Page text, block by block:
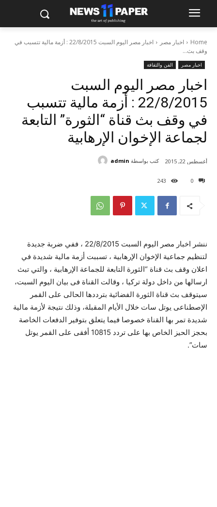
Home اخبار مصر
اخبار مصر اليوم السبت 22/8/2015 : أزمة مالية تتسبب في
وقف بث...
اخبار مصر الفن والثقافة
اخبار مصر اليوم السبت
22/8/2015 : أزمة مالية تتسبب
في وقف بث قناة “الثورة” التابعة
لجماعة الإخوان الإرهابية
0
243
أغسطس 22, 2015 كتب بواسطة admin
ننشر اخبار مصر اليوم السبت 22/8/2015 ، ففي ضربة جديدة
لتنظيم جماعية الإخوان الإرهابية ، تسببت أزمة مالية شديدة في
اعلان وقف بث قناة “الثورة التابعة للجماعة الإرهابية ، والتي تبث
ارسالها من داخل دولة تركيا ، وقالت القناة فى بيان اليوم السبت،
سيتوقف بث قناة الثورة الفضائية بترددها الحالى على القمر
الإصطناعى يوتل سات خلال الأيام المقبلة، وذلك نتيجة لأزمة مالية
شديدة تمر بها القناة خصوصا فيما يتعلق بتوفير الدفعات الخاصة
بحجز الحيز الخاص بها على تردد 10815 أفقى على القمر يوتل
سات”.